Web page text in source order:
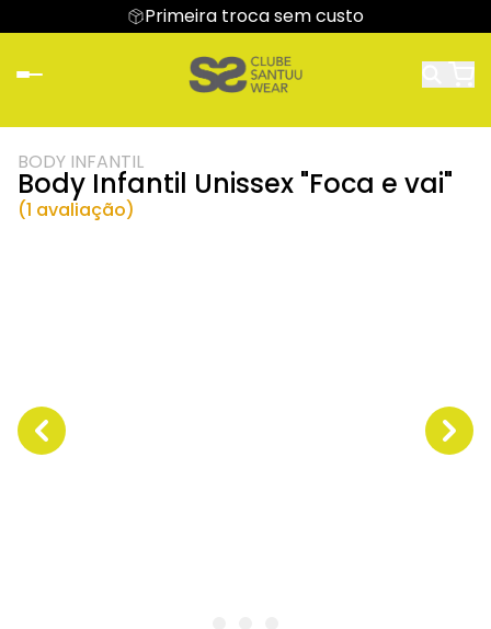
Primeira troca sem custo
BODY INFANTIL
Body Infantil Unissex "Foca e vai"
(1 avaliação)